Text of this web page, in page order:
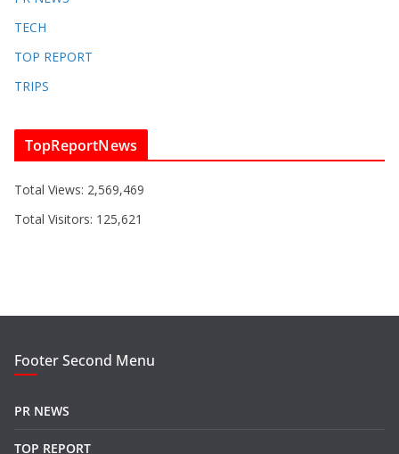
TECH
TOP REPORT
TRIPS
TopReportNews
Total Views: 2,569,469
Total Visitors: 125,621
Footer Second Menu
PR NEWS
TOP REPORT